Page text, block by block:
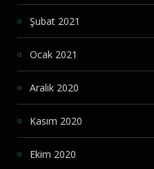
Şubat 2021
Ocak 2021
Aralık 2020
Kasım 2020
Ekim 2020